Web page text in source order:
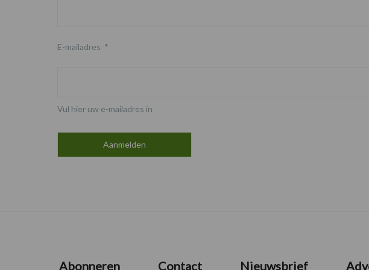
E-mailadres *
Vul hier uw e-mailadres in
Abonneren Contact Nieuwsbrief